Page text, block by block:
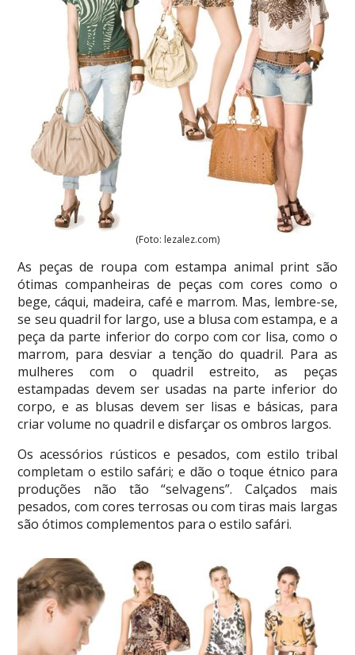
(Foto: lezalez.com)
As peças de roupa com estampa animal print são
ótimas companheiras de peças com cores como o
bege, cáqui, madeira, café e marrom. Mas, lembre-se,
se seu quadril for largo, use a blusa com estampa, e a
peça da parte inferior do corpo com cor lisa, como o
marrom, para desviar a tenção do quadril. Para as
mulheres com o quadril estreito, as peças
estampadas devem ser usadas na parte inferior do
corpo, e as blusas devem ser lisas e básicas, para
criar volume no quadril e disfarçar os ombros largos.
Os acessórios rústicos e pesados, com estilo tribal
completam o estilo safári; e dão o toque étnico para
produções não tão “selvagens”. Calçados mais
pesados, com cores terrosas ou com tiras mais largas
são ótimos complementos para o estilo safári.